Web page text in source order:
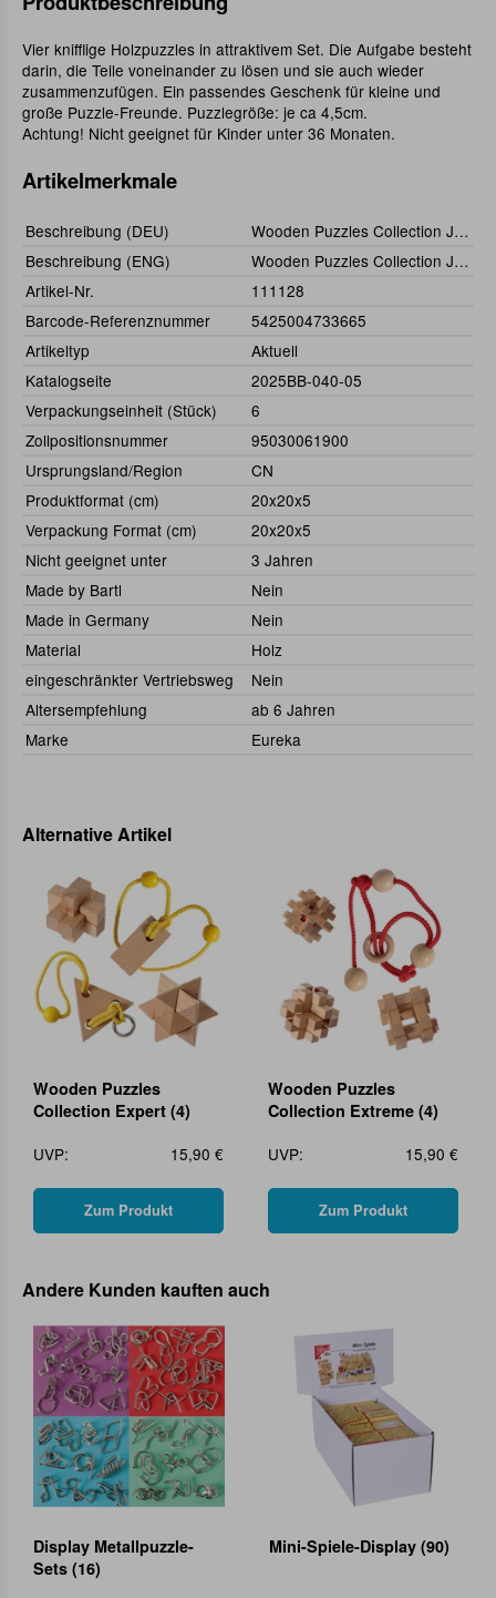
Vier knifflige Holzpuzzles in attraktivem Set. Die Aufgabe besteht
darin, die Teile voneinander zu lösen und sie auch wieder
zusammenzufügen. Ein passendes Geschenk für kleine und
große Puzzle-Freunde. Puzzlegröße: je ca 4,5cm.
Achtung! Nicht geeignet für Kinder unter 36 Monaten.
Artikelmerkmale
Beschreibung (DEU)
Wooden Puzzles Collection Junior (4)
Beschreibung (ENG)
Wooden Puzzles Collection Junior (4 pcs)
Artikel-Nr.
111128
Barcode-Referenznummer
5425004733665
Artikeltyp
Aktuell
Katalogseite
2025BB-040-05
Verpackungseinheit (Stück)
6
Zollpositionsnummer
95030061900
Ursprungsland/Region
CN
Produktformat (cm)
20x20x5
Verpackung Format (cm)
20x20x5
Nicht geeignet unter
3 Jahren
Made by Bartl
Nein
Made in Germany
Nein
Material
Holz
eingeschränkter Vertriebsweg
Nein
Altersempfehlung
ab 6 Jahren
Marke
Eureka
Alternative Artikel
Wooden Puzzles
Collection Expert (4)
UVP:
15,90 €
Zum Produkt
Wooden Puzzles
Collection Extreme (4)
UVP:
15,90 €
Zum Produkt
Andere Kunden kauften auch
Display Metallpuzzle-
Sets (16)
Mini-Spiele-Display (90)